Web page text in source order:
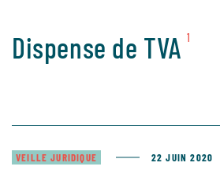
Dispense de TVA 1
VEILLE JURIDIQUE 22 JUIN 2020